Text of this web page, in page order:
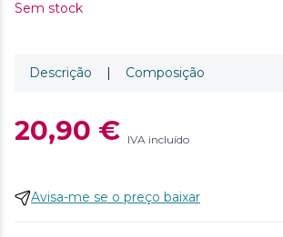
Sem stock
Descrição | Composição
20,90 € IVA incluído
Avisa-me se o preço baixar